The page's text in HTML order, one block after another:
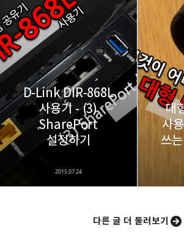
D-Link DIR-868L
사용기 - (3)
SharePort
설정하기
2015.07.24
대
사
쓰
다른 글 더 둘러보기